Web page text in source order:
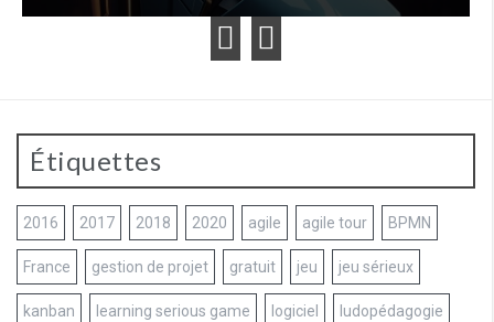
Étiquettes
2016 2017 2018 2020 agile agile tour BPMN
France gestion de projet gratuit jeu jeu sérieux
kanban learning serious game logiciel ludopédagogie